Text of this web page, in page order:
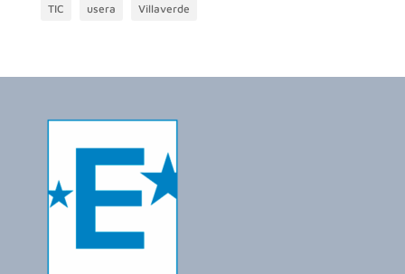
TIC usera Villaverde